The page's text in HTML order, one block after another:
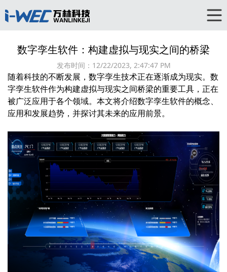
数字孪生软件：构建虚拟与现实之间的桥梁
发布时间： 12/22/2023, 2:47:47 PM
随着科技的不断发展，数字孪生技术正在逐渐成为现实。数
字孪生软件作为构建虚拟与现实之间桥梁的重要工具，正在
被广泛应用于各个领域。本文将介绍数字孪生软件的概念、
应用和发展趋势，并探讨其未来的应用前景。